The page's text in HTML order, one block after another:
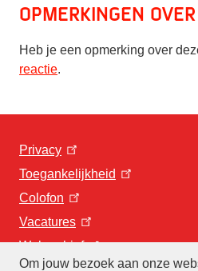
Om jouw bezoek aan onze
Opmerkingen
Heb je een opmerking over
reactie.
Privacy
Toegankelijkheid
Colofon
Vacatures
Webarchief